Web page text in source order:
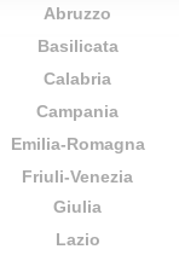
Abruzzo
Basilicata
Calabria
Campania
Emilia-Romagna
Friuli-Venezia
Giulia
Lazio